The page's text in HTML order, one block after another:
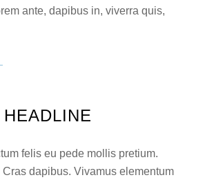
ante, dapibus in, viverra quis,
felis eu pede mollis pretium.
Cras dapibus. Vivamus elementum